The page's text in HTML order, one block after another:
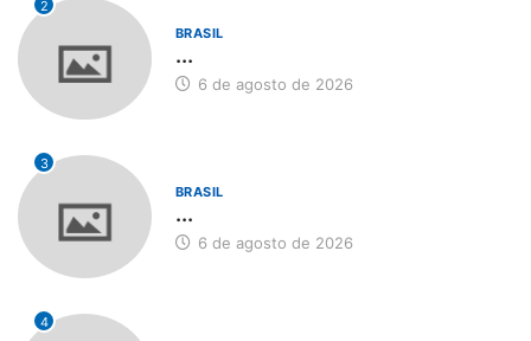
2
BRASIL
...
6 de agosto de 2026
3
BRASIL
...
6 de agosto de 2026
4